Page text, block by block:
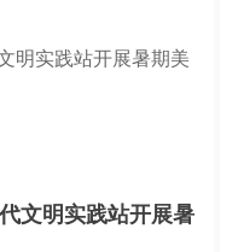
文明实践站开展暑